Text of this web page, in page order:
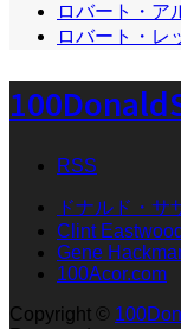
ロバート・ア
ロバート・レ
RSS
ドナルド・サ
Clint Eastwood
Gene
100Acor.com
Copyright ©